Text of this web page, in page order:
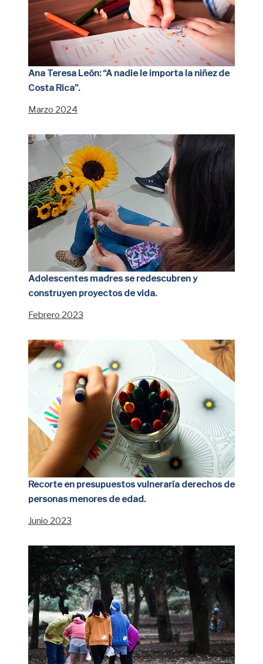
Ana Teresa León: “A nadie le importa la niñez de
Costa Rica”.
Marzo 2024
Adolescentes madres se redescubren y
construyen proyectos de vida.
Febrero 2023
Recorte en presupuestos vulneraría derechos de
personas menores de edad.
Junio 2023